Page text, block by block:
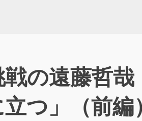
の遠藤哲
つ」（前編